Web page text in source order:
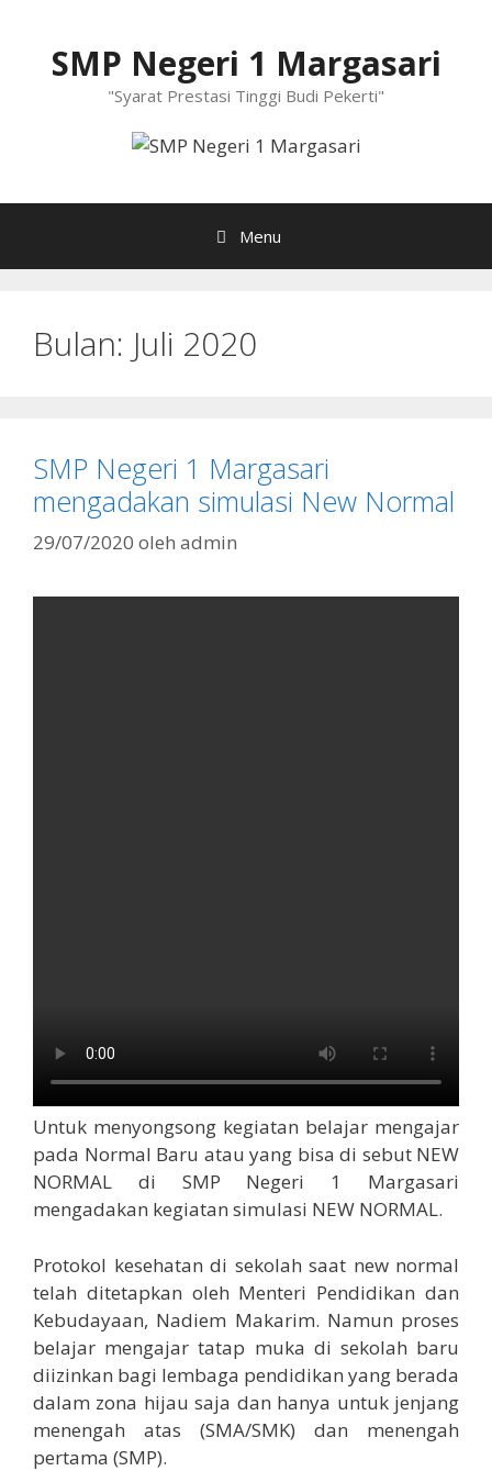
SMP Negeri 1 Margasari
"Syarat Prestasi Tinggi Budi Pekerti"
Menu
Bulan: Juli 2020
SMP Negeri 1 Margasari
mengadakan simulasi New Normal
29/07/2020 oleh admin
Untuk menyongsong kegiatan belajar mengajar
pada Normal Baru atau yang bisa di sebut NEW
NORMAL di SMP Negeri 1 Margasari
mengadakan kegiatan simulasi NEW NORMAL.
Protokol kesehatan di sekolah saat new normal
telah ditetapkan oleh Menteri Pendidikan dan
Kebudayaan, Nadiem Makarim. Namun proses
belajar mengajar tatap muka di sekolah baru
diizinkan bagi lembaga pendidikan yang berada
dalam zona hijau saja dan hanya untuk jenjang
menengah atas (SMA/SMK) dan menengah
pertama (SMP).